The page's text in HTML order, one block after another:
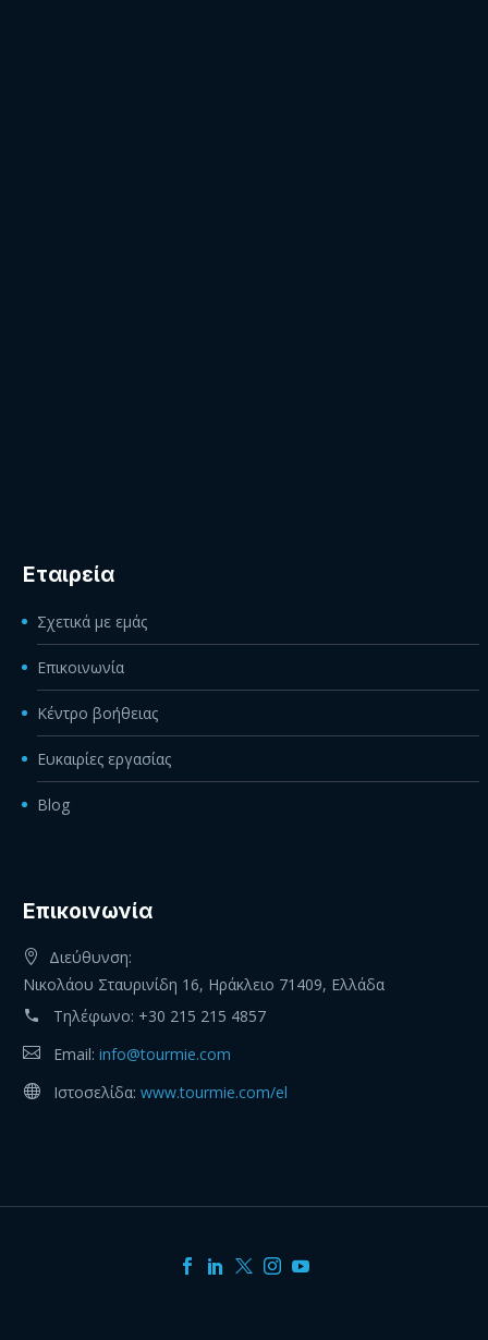
Εταιρεία
Σχετικά με εμάς
Επικοινωνία
Κέντρο βοήθειας
Ευκαιρίες εργασίας
Blog
Eπικοινωνία
Διεύθυνση:
Νικολάου Σταυρινίδη 16, Ηράκλειο 71409, Ελλάδα
Τηλέφωνο: +30 215 215 4857
Email: info@tourmie.com
Ιστοσελίδα: www.tourmie.com/el